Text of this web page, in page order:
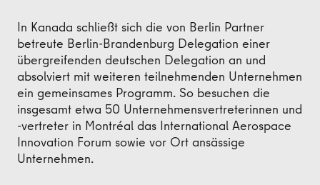
In Kanada schließt sich die von Berlin Partner
betreute Berlin-Brandenburg Delegation einer
übergreifenden deutschen Delegation an und
absolviert mit weiteren teilnehmenden Unternehmen
ein gemeinsames Programm. So besuchen die
insgesamt etwa 50 Unternehmensvertreterinnen und
-vertreter in Montréal das International Aerospace
Innovation Forum sowie vor Ort ansässige
Unternehmen.